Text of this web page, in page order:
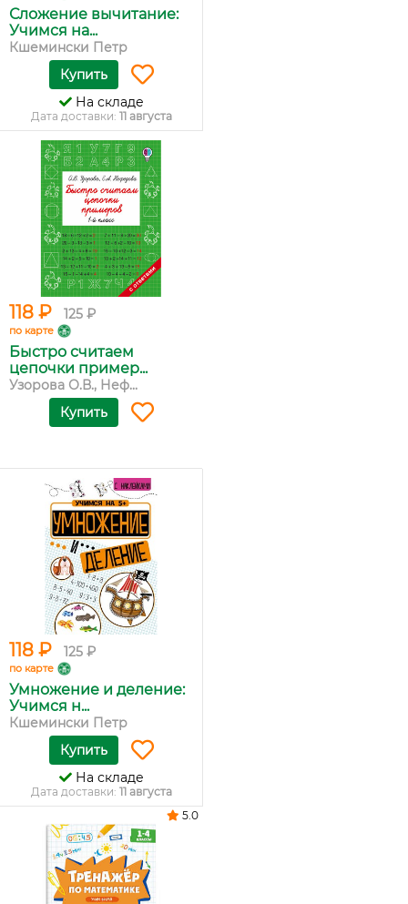
Сложение вычитание:
Учимся на...
Кшемински Петр
Купить
На складе
Дата доставки: 11 августа
118 ₽ 125 ₽
по карте
Быстро считаем
цепочки пример...
Узорова О.В., Неф...
Купить
118 ₽ 125 ₽
по карте
Умножение и деление:
Учимся н...
Кшемински Петр
Купить
На складе
Дата доставки: 11 августа
5.0